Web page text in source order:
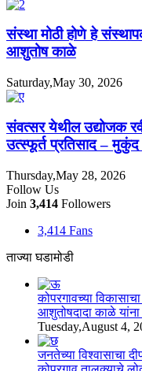
संस्था मोठी होणे हे
आशुतोष काळे
Saturday,May 30, 2026
संवत्सर येथील उद्योजक
उत्स्फूर्त प्रतिसाद – मुकुंद
Thursday,May 28, 2026
Follow Us
Join 3,414 Followers
3,414 Fans
ताज्या घडामोडी
कोपरगावच्या
आशुतोषदादा काळे यांना
Tuesday,August 4,
जनतेच्या विश्वासाचा